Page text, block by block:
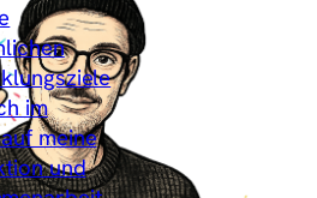
im
meine
und